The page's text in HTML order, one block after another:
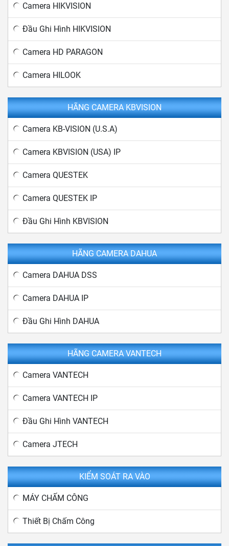
Camera HIKVISION
Đầu Ghi Hình HIKVISION
Camera HD PARAGON
Camera HILOOK
HÃNG CAMERA KBVISION
Camera KB-VISION (U.S.A)
Camera KBVISION (USA) IP
Camera QUESTEK
Camera QUESTEK IP
Đầu Ghi Hình KBVISION
HÃNG CAMERA DAHUA
Camera DAHUA DSS
Camera DAHUA IP
Đầu Ghi Hình DAHUA
HÃNG CAMERA VANTECH
Camera VANTECH
Camera VANTECH IP
Đầu Ghi Hình VANTECH
Camera JTECH
KIỂM SOÁT RA VÀO
MÁY CHẤM CÔNG
Thiết Bị Chấm Công